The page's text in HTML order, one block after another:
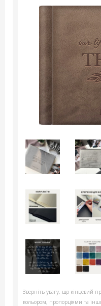
Зверніть увагу, що кінцевий
кольором, пропорціями та